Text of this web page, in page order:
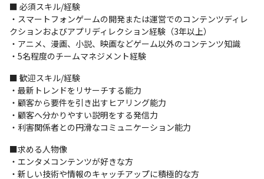
■ 必須スキル/経験
・スマートフォンゲームの開発または運営でのコンテンツディレ
クションおよびアプリディレクション経験（3年以上）
・アニメ、漫画、小説、映画などゲーム以外のコンテンツ知識
・5名程度のチームマネジメント経験
■ 歓迎スキル/経験
・最新トレンドをリサーチする能力
・顧客から要件を引き出すヒアリング能力
・顧客へ分かりやすい説明をする発信力
・利害関係者との円滑なコミュニケーション能力
■求める人物像
・エンタメコンテンツが好きな方
・新しい技術や情報のキャッチアップに積極的な方